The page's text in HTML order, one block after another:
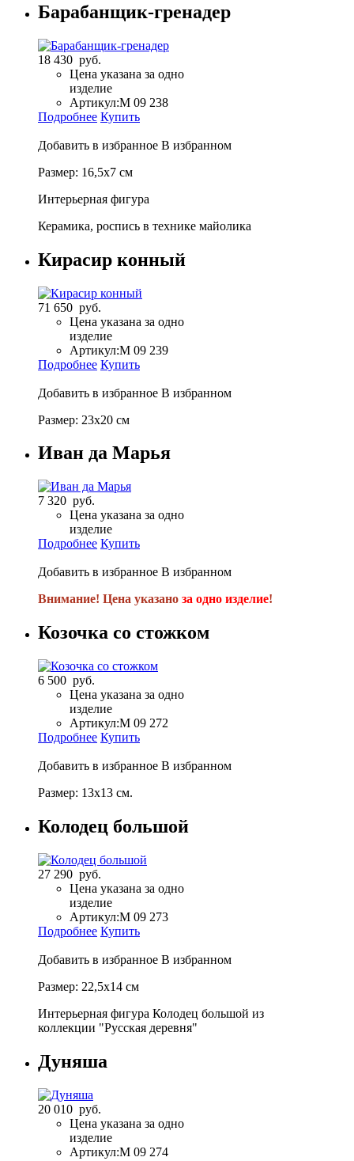
Барабанщик-гренадер
18 430 руб.
Цена указана за одно
изделие
Артикул:M 09 238
Подробнее Купить
Добавить в избранное В избранном
Размер: 16,5х7 см
Интерьерная фигура
Керамика, роспись в технике майолика
Кирасир конный
71 650 руб.
Цена указана за одно
изделие
Артикул:М 09 239
Подробнее Купить
Добавить в избранное В избранном
Размер: 23х20 см
Иван да Марья
7 320 руб.
Цена указана за одно
изделие
Подробнее Купить
Добавить в избранное В избранном
Внимание! Цена указано за одно изделие!
Козочка со стожком
6 500 руб.
Цена указана за одно
изделие
Артикул:М 09 272
Подробнее Купить
Добавить в избранное В избранном
Размер: 13х13 см.
Колодец большой
27 290 руб.
Цена указана за одно
изделие
Артикул:М 09 273
Подробнее Купить
Добавить в избранное В избранном
Размер: 22,5х14 см
Интерьерная фигура Колодец большой из
коллекции "Русская деревня"
Дуняша
20 010 руб.
Цена указана за одно
изделие
Артикул:М 09 274